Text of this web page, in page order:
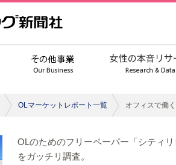
OLマーケットレポート一覧 オフィスで働
OLのためのフリーペーパー「シティ
をガッチリ調査。